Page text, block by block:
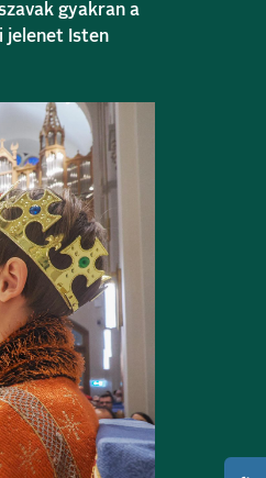
gyakran a
jelenet Isten